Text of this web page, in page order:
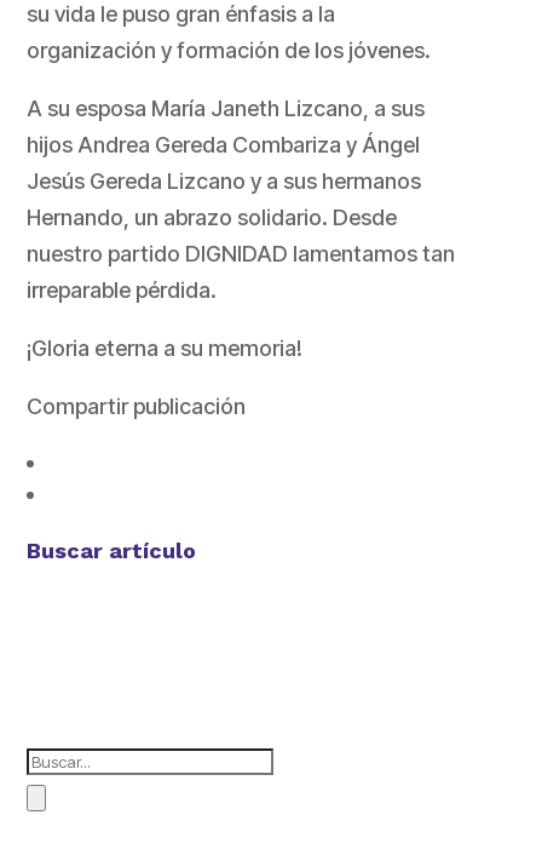
su vida le puso gran énfasis a la
organización y formación de los jóvenes.
A su esposa María Janeth Lizcano, a sus
hijos Andrea Gereda Combariza y Ángel
Jesús Gereda Lizcano y a sus hermanos
Hernando, un abrazo solidario. Desde
nuestro partido DIGNIDAD lamentamos tan
irreparable pérdida.
¡Gloria eterna a su memoria!
Compartir publicación
Buscar artículo